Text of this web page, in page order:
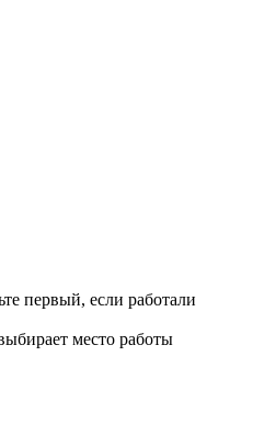
первый, если работали
место работы